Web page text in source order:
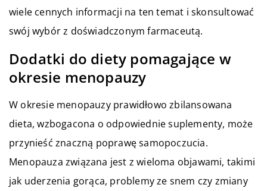
wiele cennych informacji na ten temat i skonsultować
swój wybór z doświadczonym farmaceutą.
Dodatki do diety pomagające w
okresie menopauzy
W okresie menopauzy prawidłowo zbilansowana
dieta, wzbogacona o odpowiednie suplementy, może
przynieść znaczną poprawę samopoczucia.
Menopauza związana jest z wieloma objawami, takimi
jak uderzenia gorąca, problemy ze snem czy zmiany